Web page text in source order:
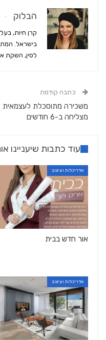
הבלוק
קרן חיות,
בישראל.
לסין, השקת
כתבה קודמת
משכירה מתוסכלת לעצמאית
מצליחה ב-6 חודשים
עוד כתבות שיעניינו
אדריכלות ועיצוב
אור חדש בבית
אדריכלות ועיצוב